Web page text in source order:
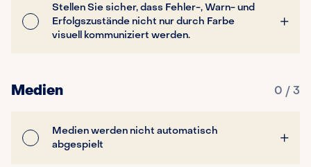
Stellen Sie sicher, dass Fehler-, Warn- und
Erfolgszustände nicht nur durch Farbe
visuell kommuniziert werden.
Medien 0 / 3
Medien werden nicht automatisch
abgespielt